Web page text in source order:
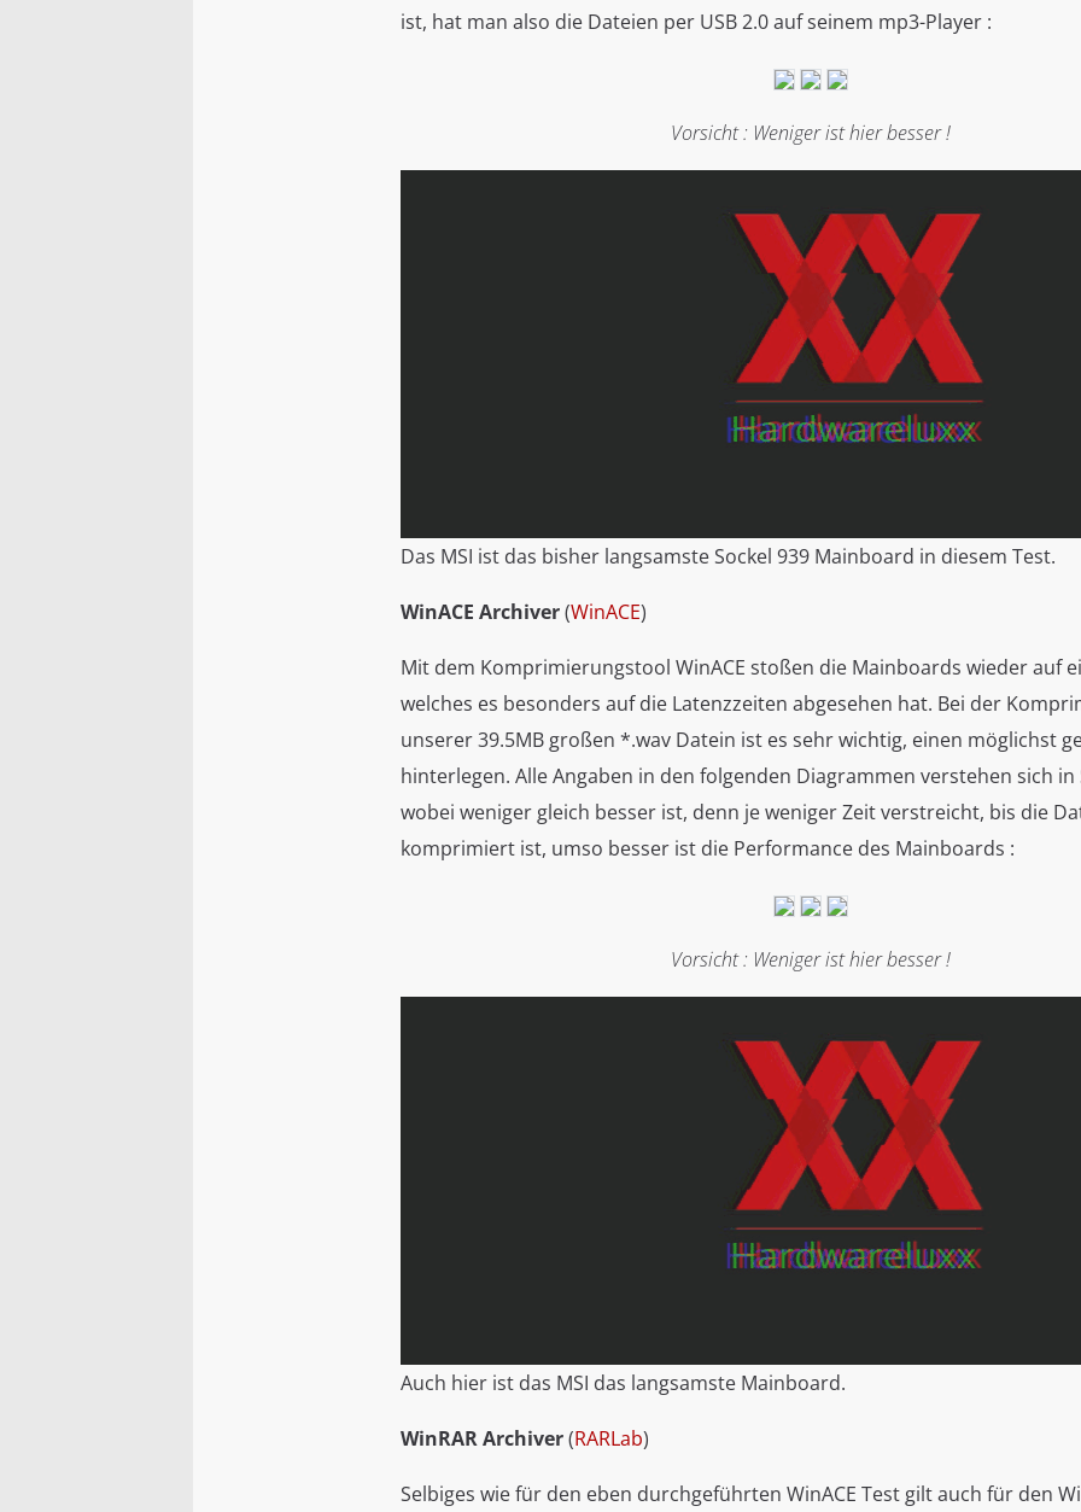
ist, hat man also die Dateien per USB 2.0 auf seinem mp3-Player :
Vorsicht : Weniger ist hier besser !
Das MSI ist das bisher langsamste Sockel 939 Mainboard in diesem Test.
WinACE Archiver(WinACE)
Mit dem Komprimierungstool WinACE stoßen die Mainboards wieder auf
welches es besonders auf die Latenzzeiten abgesehen hat. Bei der
unserer 39.5MB großen *.wav Datein ist es sehr wichtig, einen möglichst
hinterlegen. Alle Angaben in den folgenden Diagrammen verstehen sich in
wobei weniger gleich besser ist, denn je weniger Zeit verstreicht, bis die
komprimiert ist, umso besser ist die Performance des Mainboards :
Vorsicht : Weniger ist hier besser !
Auch hier ist das MSI das langsamste Mainboard.
WinRAR Archiver(RARLab)
Selbiges wie für den eben durchgeführten WinACE Test gilt auch für den